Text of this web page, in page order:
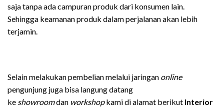
saja tanpa ada campuran produk dari konsumen lain.
Sehingga keamanan produk dalam perjalanan akan lebih
terjamin.
Selain melakukan pembelian melalui jaringan online
pengunjung juga bisa langung datang
ke showroomdan workshopkami di alamat berikut Interior